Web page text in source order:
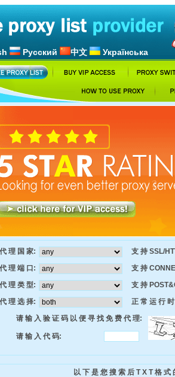
Русский 中文 Українська
代 理 国 家:
支 持 SSL/
代 理 端 口:
支 持
代 理 类 型:
支 持
代 理 选 择:
正 常 运 行
请 输 入 验 证 码 以 便 寻 找 免 费 代 理:
请 输 入 代 码:
以 下 是 您 搜 索 后 T X T 格